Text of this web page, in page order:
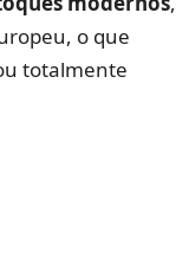
o que
totalmente